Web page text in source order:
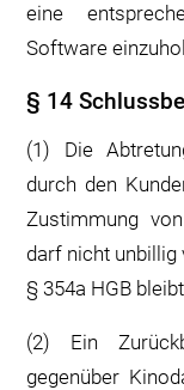
eine
Software
§ 14
(1) Die
durch den
Zustimmung
darf nicht unbillig
§ 354a HGB
(2) Ein
gegenüber